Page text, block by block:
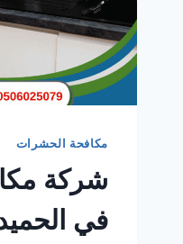
مكافحة الحشرات
شركة
في